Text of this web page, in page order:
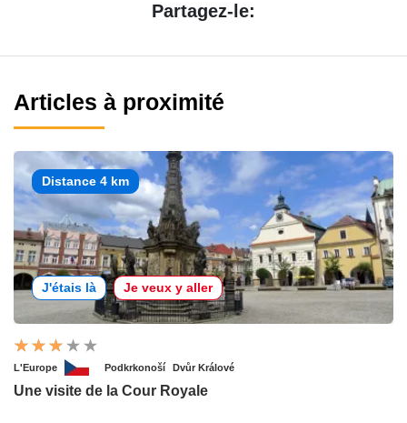
Partagez-le:
Articles à proximité
Distance 4 km
J'étais là Je veux y aller
L'Europe Podkrkonoší Dvůr Králové
Une visite de la Cour Royale